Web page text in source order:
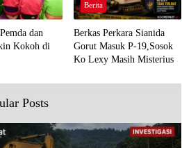
dan
Kokoh di
Berita
Berkas Perkara Sianida
Gorut Masuk P-19,Sosok
Ko Lexy Masih Misterius
Posts